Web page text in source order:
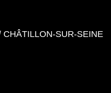
SUR-SEINE